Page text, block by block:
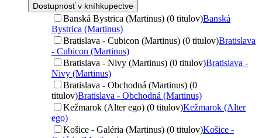
Dostupnosť v kníhkupectve
Banská Bystrica (Martinus) (0 titulov)Banská
Bystrica (Martinus)
Bratislava - Cubicon (Martinus) (0 titulov)Bratislava
- Cubicon (Martinus)
Bratislava - Nivy (Martinus) (0 titulov)Bratislava -
Nivy (Martinus)
Bratislava - Obchodná (Martinus) (0
titulov)Bratislava - Obchodná (Martinus)
Kežmarok (Alter ego) (0 titulov)Kežmarok (Alter
ego)
Košice - Galéria (Martinus) (0 titulov)Košice -